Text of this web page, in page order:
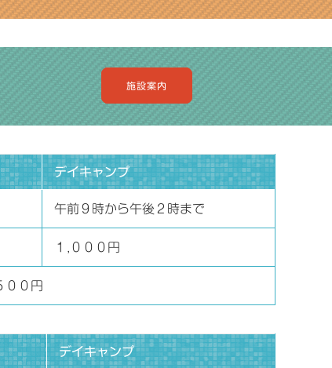
施設案内
デイキャンプ
午前９時から午後２時まで
１,０００円
００円
デイキャンプ